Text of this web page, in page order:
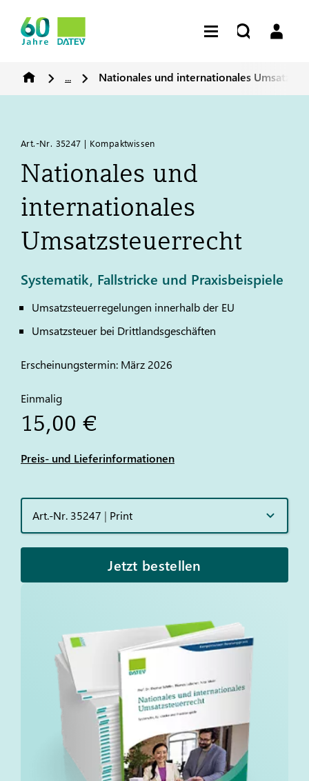
... Nationales und internationales
Art.-Nr. 35247 | Kompaktwissen
Nationales und
internationales
Umsatzsteuerrecht
Systematik, Fallstricke und Praxisbeispiele
Umsatzsteuerregelungen innerhalb der EU
Umsatzsteuer bei Drittlandsgeschäften
Erscheinungstermin: März 2026
Einmalig
15,00 €
Preis- und Lieferinformationen
Art.-Nr. 35247 | Print
Jetzt bestellen